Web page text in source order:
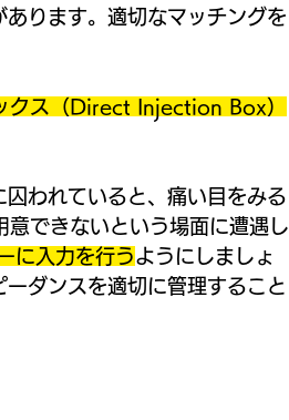
ります。適切なマッチングを
クス（Direct Injection Box）
われていると、痛い目をみる
できないという場面に遭遇し
に入力を行うようにしましょ
ダンスを適切に管理すること